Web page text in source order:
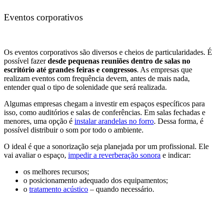
Eventos corporativos
Os eventos corporativos são diversos e cheios de particularidades. É
possível fazerdesde pequenas reuniões dentro de salas no
escritório até grandes feiras e congressos. As empresas que
realizam eventos com frequência devem, antes de mais nada,
entender qual o tipo de solenidade que será realizada.
Algumas empresas chegam a investir em espaços específicos para
isso, como auditórios e salas de conferências. Em salas fechadas e
menores, uma opção é instalar arandelas no forro. Dessa forma, é
possível distribuir o som por todo o ambiente.
O ideal é que a sonorização seja planejada por um profissional. Ele
vai avaliar o espaço, impedir a reverberação sonora e indicar:
os melhores recursos;
o posicionamento adequado dos equipamentos;
o tratamento acústico – quando necessário.